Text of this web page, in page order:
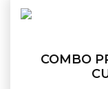
COMBO